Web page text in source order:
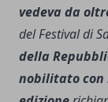
vedeva da
del Festival di
della
nobilitato con